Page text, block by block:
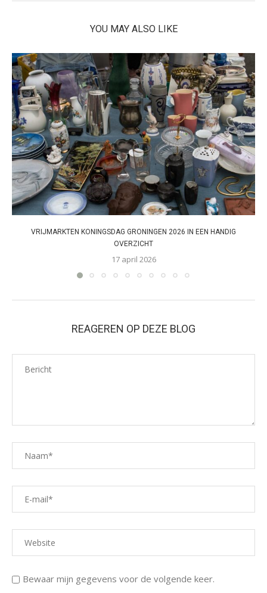
YOU MAY ALSO LIKE
VRIJMARKTEN KONINGSDAG GRONINGEN 2026 IN EEN HANDIG
OVERZICHT
17 april 2026
REAGEREN OP DEZE BLOG
Bewaar mijn gegevens voor de volgende keer.